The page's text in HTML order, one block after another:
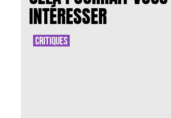
INTÉRESSER
CRITIQUES